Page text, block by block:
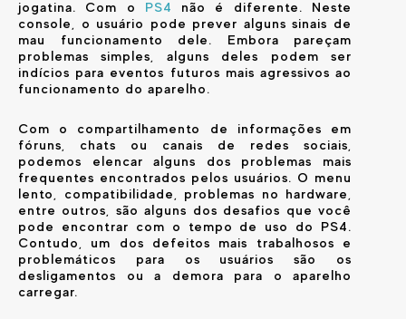
jogatina. Com o PS4
não é diferente. Neste
console, o usuário pode prever alguns sinais de
mau funcionamento dele. Embora pareçam
problemas simples, alguns deles podem ser
indícios para eventos futuros mais agressivos ao
funcionamento do aparelho.
Com o compartilhamento de informações em
fóruns, chats ou canais de redes sociais,
podemos elencar alguns dos problemas mais
frequentes encontrados pelos usuários. O menu
lento, compatibilidade, problemas no hardware,
entre outros, são alguns dos desafios que você
pode encontrar com o tempo de uso do PS4.
Contudo, um dos defeitos mais trabalhosos e
problemáticos para os usuários são os
desligamentos ou a demora para o aparelho
carregar.